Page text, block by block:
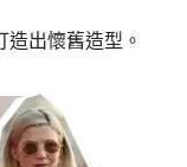
出懷舊造型。